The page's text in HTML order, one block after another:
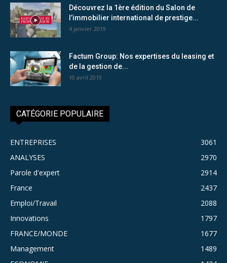
Découvrez la 1ère édition du Salon de
l’immobilier international de prestige...
4 janvier 2019
Factum Group: Nos expertises du leasing et
de la gestion de...
10 avril 2019
CATÉGORIE POPULAIRE
ENTREPRISES
3061
ANALYSES
2970
Parole d'expert
2914
France
2437
Emploi/Travail
2088
Innovations
1797
FRANCE/MONDE
1677
Management
1489